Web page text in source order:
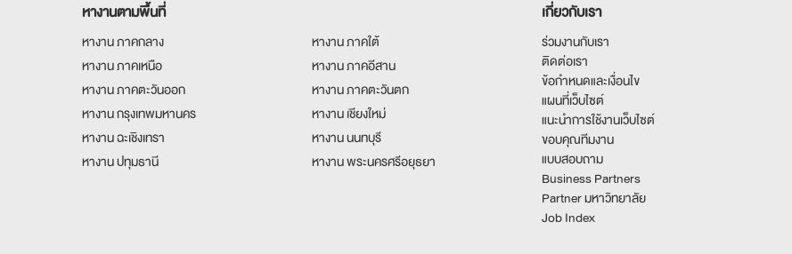
หางานตามพื้นที่
หางาน ภาคกลาง
หางาน ภาคใต้
หางาน ภาคเหนือ
หางาน ภาคอีสาน
หางาน ภาคตะวันออก
หางาน ภาคตะวันตก
หางาน กรุงเทพมหานคร
หางาน เชียงใหม่
หางาน ฉะเชิงเทรา
หางาน นนทบุรี
หางาน ปทุมธานี
หางาน พระนครศรีอยุธยา
เกี่ยวกับเรา
ร่วมงานกับเรา
ติดต่อเรา
ข้อกำหนดและเงื่อนไข
แผนที่เว็บไซต์
แนะนำการใช้งานเว็บไซต์
ขอบคุณทีมงาน
แบบสอบถาม
Business Partners
Partner มหาวิทยาลัย
Job Index